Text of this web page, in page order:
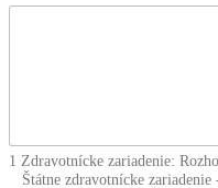
1 Zdravotnícke zariadenie:
Štátne zdravotnícke